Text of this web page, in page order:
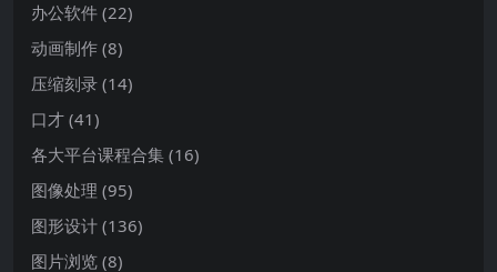
办公软件 (22)
动画制作 (8)
压缩刻录 (14)
口才 (41)
各大平台课程合集 (16)
图像处理 (95)
图形设计 (136)
图片浏览 (8)